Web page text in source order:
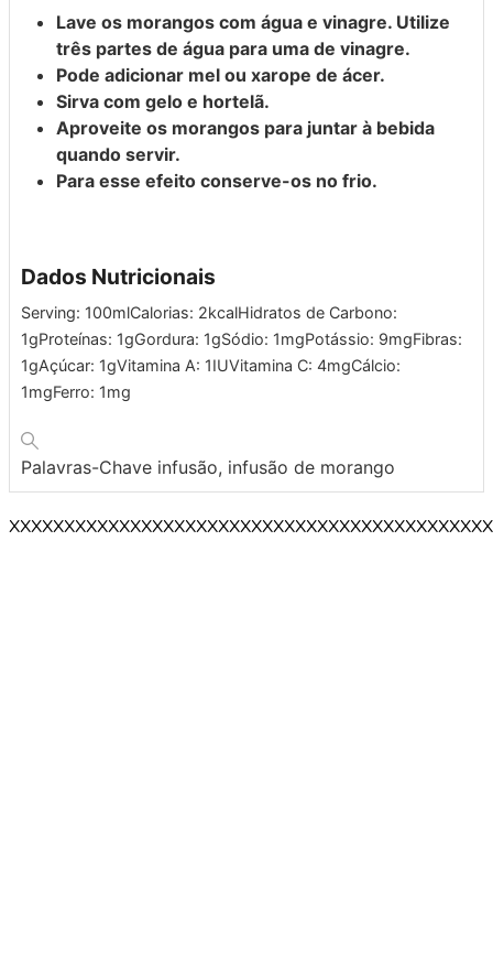
Lave os morangos com água e vinagre. Utilize
três partes de água para uma de vinagre.
Pode adicionar mel ou xarope de ácer.
Sirva com gelo e hortelã.
Aproveite os morangos para juntar à bebida
quando servir.
Para esse efeito conserve-os no frio.
Dados Nutricionais
Serving: 100mlCalorias: 2kcalHidratos de Carbono:
1gProteínas: 1gGordura: 1gSódio: 1mgPotássio: 9mgFibras:
1gAçúcar: 1gVitamina A: 1IUVitamina C: 4mgCálcio:
1mgFerro: 1mg
Palavras-Chave infusão, infusão de morango